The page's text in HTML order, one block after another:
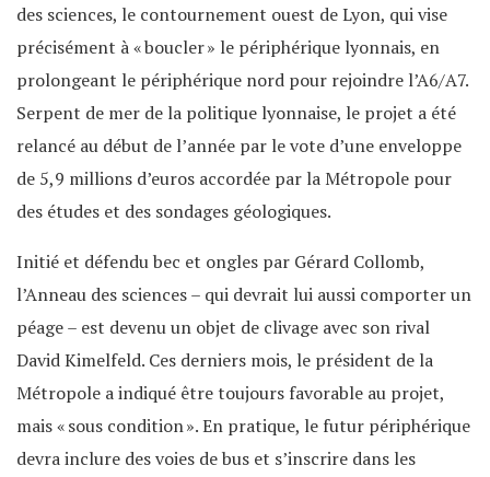
des sciences, le contournement ouest de Lyon, qui vise
précisément à « boucler » le périphérique lyonnais, en
prolongeant le périphérique nord pour rejoindre l’A6/A7.
Serpent de mer de la politique lyonnaise, le projet a été
relancé au début de l’année par le vote d’une enveloppe
de 5,9 millions d’euros accordée par la Métropole pour
des études et des sondages géologiques.
Initié et défendu bec et ongles par Gérard Collomb,
l’Anneau des sciences – qui devrait lui aussi comporter un
péage – est devenu un objet de clivage avec son rival
David Kimelfeld. Ces derniers mois, le président de la
Métropole a indiqué être toujours favorable au projet,
mais « sous condition ». En pratique, le futur périphérique
devra inclure des voies de bus et s’inscrire dans les